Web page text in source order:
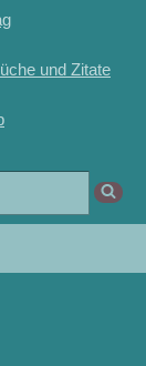
und Zitate